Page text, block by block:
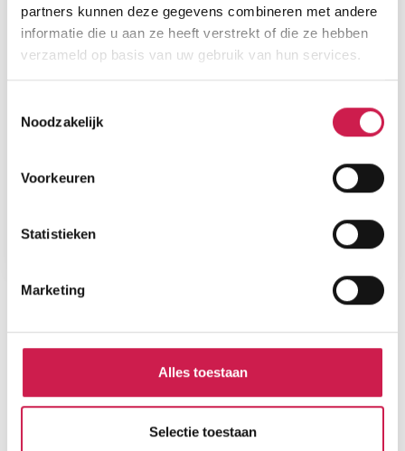
partners kunnen deze gegevens combineren met andere
informatie die u aan ze heeft verstrekt of die ze hebben
verzameld op basis van uw gebruik van hun services.
Noodzakelijk
Voorkeuren
Statistieken
Marketing
Alles toestaan
Selectie toestaan
STATISTIEKEN
Cijfers voor de wijk